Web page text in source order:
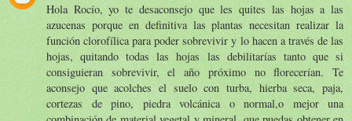
Hola Rocío, yo te desaconsejo que les quites las hojas a las
azucenas porque en definitiva las plantas necesitan realizar la
función clorofílica para poder sobrevivir y lo hacen a través de las
hojas, quitando todas las hojas las debilitarías tanto que si
consiguieran sobrevivir, el año próximo no florecerían. Te
aconsejo que acolches el suelo con turba, hierba seca, paja,
cortezas de pino, piedra volcánica o normal,o mejor una